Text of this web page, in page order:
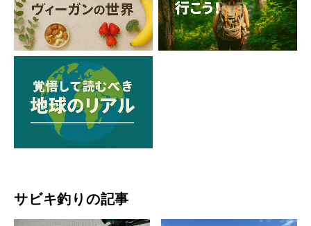
サビキ釣りの記事